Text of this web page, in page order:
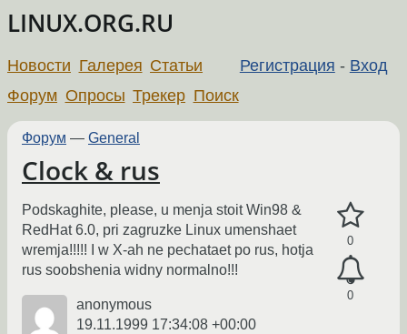
LINUX.ORG.RU
Регистрация - Вход
Новости Галерея Статьи
Форум Опросы Трекер Поиск
Форум — General
Clock & rus
0
0
Podskaghite, please, u menja stoit Win98 &
RedHat 6.0, pri zagruzke Linux umenshaet
wremja!!!!! I w X-ah ne pechataet po rus, hotja
rus soobshenia widny normalno!!!
anonymous
19.11.1999 17:34:08 +00:00